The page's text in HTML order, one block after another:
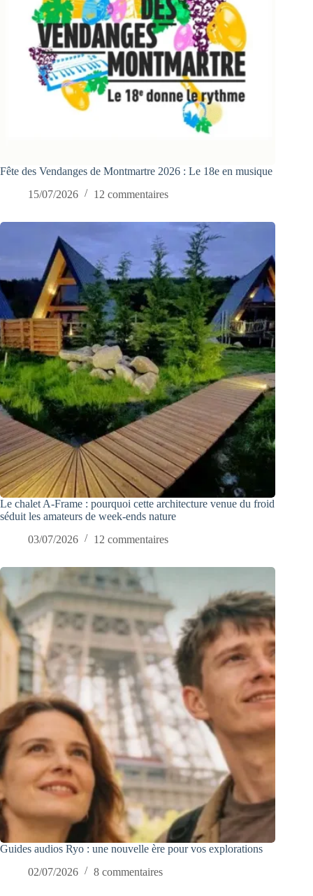
Fête des Vendanges de Montmartre 2026 : Le 18e en musique
15/07/2026
12 commentaires
Le chalet A-Frame : pourquoi cette architecture venue du froid
séduit les amateurs de week-ends nature
03/07/2026
12 commentaires
Guides audios Ryo : une nouvelle ère pour vos explorations
02/07/2026
8 commentaires